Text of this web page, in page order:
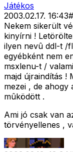
Játékos
2003.02.17. 16:43#
Nekem sikerült
kinyírni !
ilyen nevû ddl-t /
egyébként nem
msxlenu-t /
majd újraindítás !
mezei , de ahogy
mûködött .
Ami jó csak van
törvényellenes ,